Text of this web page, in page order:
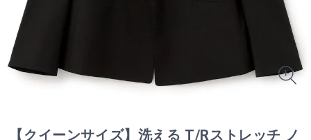
【クイーンサイズ】洗える T/Rストレッチ ノ